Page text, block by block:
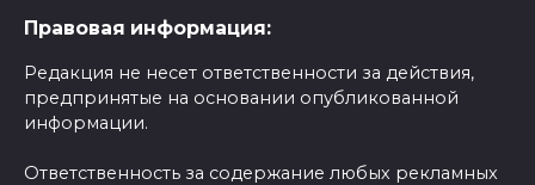
Правовая информация:
Редакция не несет ответственности за действия,
предпринятые на основании опубликованной
информации.
Ответственность за содержание любых рекламных